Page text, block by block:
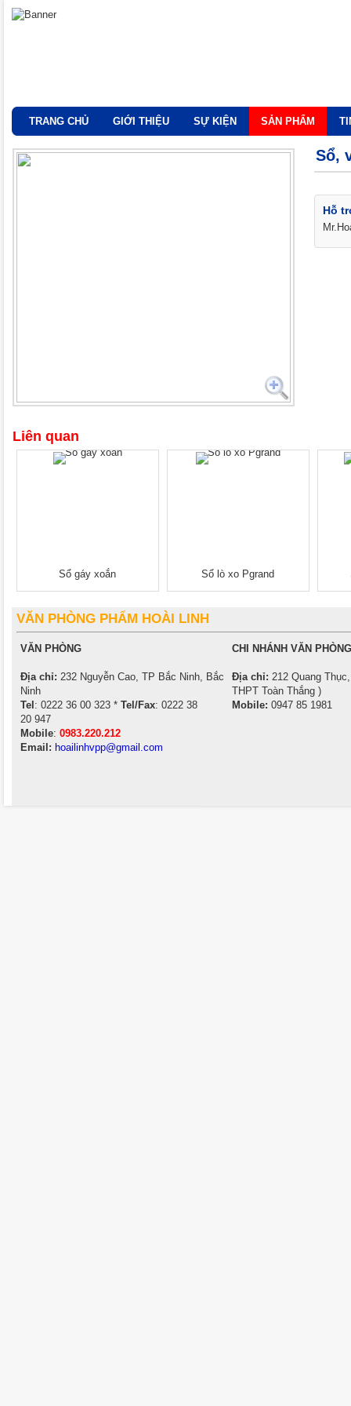
TRANG CHỦ GIỚI THIỆU SỰ KIỆN SẢN PHẨM
Sổ,
Hỗ
Liên quan
Sổ gáy xoắn Sổ lò xo Pgrand
VĂN PHÒNG PHẨM HOÀI LINH
VĂN PHÒNG
Địa chỉ: 232 Nguyễn Cao, TP Bắc Ninh, Bắc
Ninh
Tel : 0222 36 00 323 * Tel/Fax: 0222 38
20 947
Mobile: 0983.220.212
Email: hoailinhvpp@gmail.com
CHI NHÁNH VĂN
Địa chỉ: 212 Quang
THPT Toàn Thắng )
Mobile: 0947 85 1981